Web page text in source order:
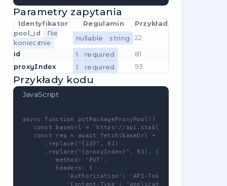
async function getPackageProxyRegions() {
const baseUrl = 'https://
const req = await fetch(baseUrl + '/
.replace("{id}", 16) + '?' +
         "country": ""
}).map(([key, value]) => key + "=" +
         method: 'GET',
         headers: {
'Authorization': 'API-Token
      }
   );
   const res = await req.json();